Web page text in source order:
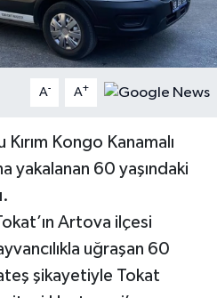
A- A+
Kongo Kanamalı
yakalanan 60 yaşındaki
Artova ilçesi
uğraşan 60
şikayetiyle Tokat